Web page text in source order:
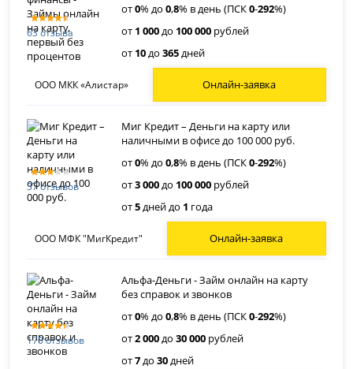
63 отзыва
от0% до0,8% в день (ПСК0-292%)
от 1 000до 100 000 рублей
от 10до365дней
ООО МКК «Алистар» Онлайн-заявка
37 отзывов
Миг Кредит – Деньги на карту или
наличными в офисе до 100 000 руб.
от0% до0,8% в день (ПСК0-292%)
от3 000до 100 000 рублей
от5дней до 1 года
ООО МФК "МигКредит" Онлайн-заявка
170 отзывов
Альфа-Деньги - Займ онлайн на карту
без справок и звонков
от0% до0,8% в день (ПСК0-292%)
от2 000до30 000 рублей
от7до30дней